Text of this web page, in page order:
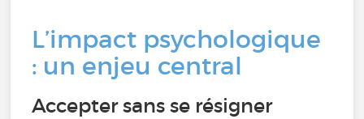
L’impact psychologique
: un enjeu central
Accepter sans se résigner